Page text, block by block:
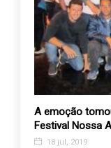
A emoção
Festival Nossa
18 jul, 2019